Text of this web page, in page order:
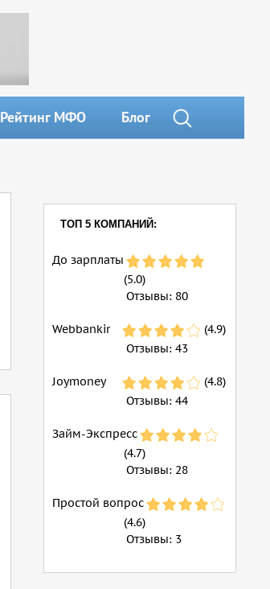
Рейтинг МФО Блог
ТОП 5 КОМПАНИЙ:
До зарплаты
(5.0)
Отзывы: 80
Webbankir
(4.9)
Отзывы: 43
Joymoney
(4.8)
Отзывы: 44
Займ-Экспресс
(4.7)
Отзывы: 28
Простой вопрос
(4.6)
Отзывы: 3